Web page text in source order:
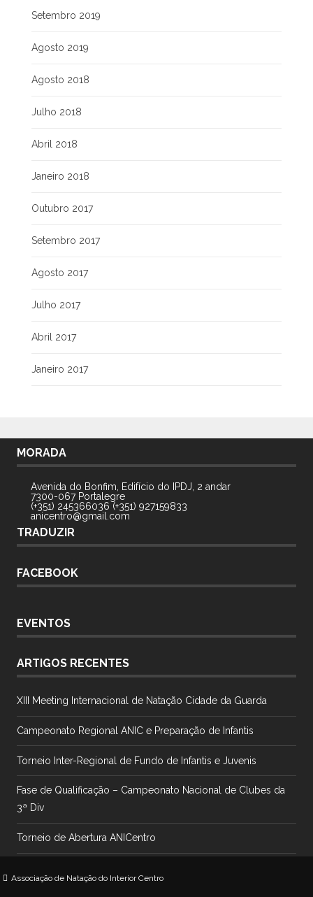
Setembro 2019
Agosto 2019
Agosto 2018
Julho 2018
Abril 2018
Janeiro 2018
Outubro 2017
Setembro 2017
Agosto 2017
Julho 2017
Abril 2017
Janeiro 2017
MORADA
Avenida do Bonfim, Edifício do IPDJ, 2 andar
7300-067 Portalegre
(+351) 245366036 (+351) 927159833
anicentro@gmail.com
TRADUZIR
FACEBOOK
EVENTOS
ARTIGOS RECENTES
XIII Meeting Internacional de Natação Cidade da Guarda
Campeonato Regional ANIC e Preparação de Infantis
Torneio Inter-Regional de Fundo de Infantis e Juvenis
Fase de Qualificação – Campeonato Nacional de Clubes da
3ª Div
Torneio de Abertura ANICentro
Associação de Natação do Interior Centro